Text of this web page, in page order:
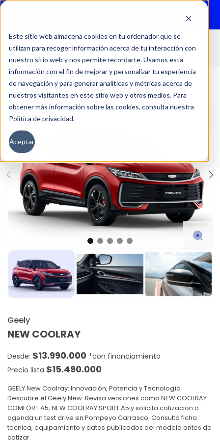
Este sitio web almacena cookies en tu ordenador que se
utilizan para recoger información acerca de tu interacción con
nuestro sitio web y nos permite recordarte. Usamos esta
información con el fin de mejorar y personalizar tu experiencia
de navegación y para generar analíticas y métricas acerca de
nuestros visitantes en este sitio web y otros medios. Para
obtener más información sobre las cookies, consulta nuestra
Política de privacidad.
Aceptar
Inicio Autos
Geely
NEW COOLRAY
$13.990.000
Precio lista $15.490.000
GEELY New Coolray: Innovación, Potencia y Tecnología
Descubre el Geely New. Revisa versiones como NEW COOLRAY
COMFORT A5, NEW COOLRAY SPORT A5 y solicita cotizacion o
agenda un test drive en Pompeyo Carrasco. Consulta ficha
tecnica, equipamiento y datos publicados del modelo antes de
cotizar.